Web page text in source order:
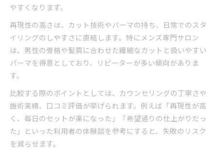
やすくなります。
再現性の高さは、カット技術やパーマの持ち、日常でのスタ
イリングのしやすさに直結します。特にメンズ専門サロン
は、男性の骨格や髪質に合わせた繊細なカットと扱いやすい
パーマを得意としており、リピーターが多い傾向がありま
す。
比較する際のポイントとしては、カウンセリングの丁寧さや
施術実績、口コミ評価が挙げられます。例えば「再現性が高
く、毎日のセットが楽になった」「希望通りの仕上がりだっ
た」といった利用者の体験談を参考にすると、失敗のリスク
を減らせます。